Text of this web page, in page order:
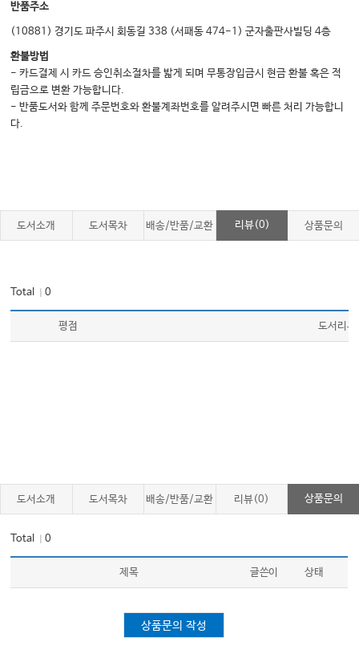
반품주소
(10881) 경기도 파주시 회동길 338 (서패동 474-1) 군자출판사빌딩 4층
환불방법
- 카드결제 시 카드 승인취소절차를 밟게 되며 무통장입금시 현금 환불 혹은 적
립금으로 변환 가능합니다.
- 반품도서와 함께 주문번호와 환불계좌번호를 알려주시면 빠른 처리 가능합니
다.
도서소개 도서목차 배송/반품/교환 리뷰(0) 상품문의
Total ｜0
평점 도서리뷰
도서소개 도서목차 배송/반품/교환 리뷰(0) 상품문의
Total ｜0
제목 글쓴이 상태
상품문의 작성